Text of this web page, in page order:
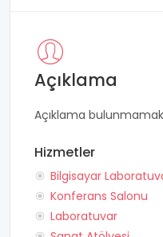
Açıklama
Açıklama
Hizmetler
Bilgisayar
Konferans Salonu
Laboratuvar